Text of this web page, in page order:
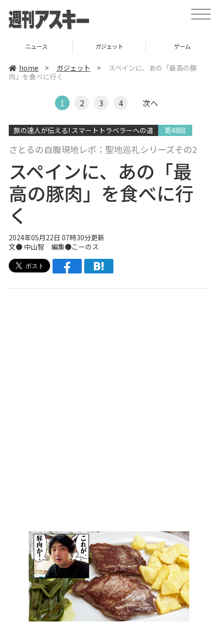
t
o
ニュース ガジェット ゲーム
home > ガジェット >
スペインに、あの「最高の豚
肉」を食べに行く
1 2 3 4 次へ
旅の達人が伝える! スマートトラベラーへの道 第48回
さとるの自腹現地レポ：聖地巡礼シリーズその2
スペインに、あの「最
高の豚肉」を食べに行
く
2024年05月22日 07時30分更新
文● 中山智 編集●こーのス